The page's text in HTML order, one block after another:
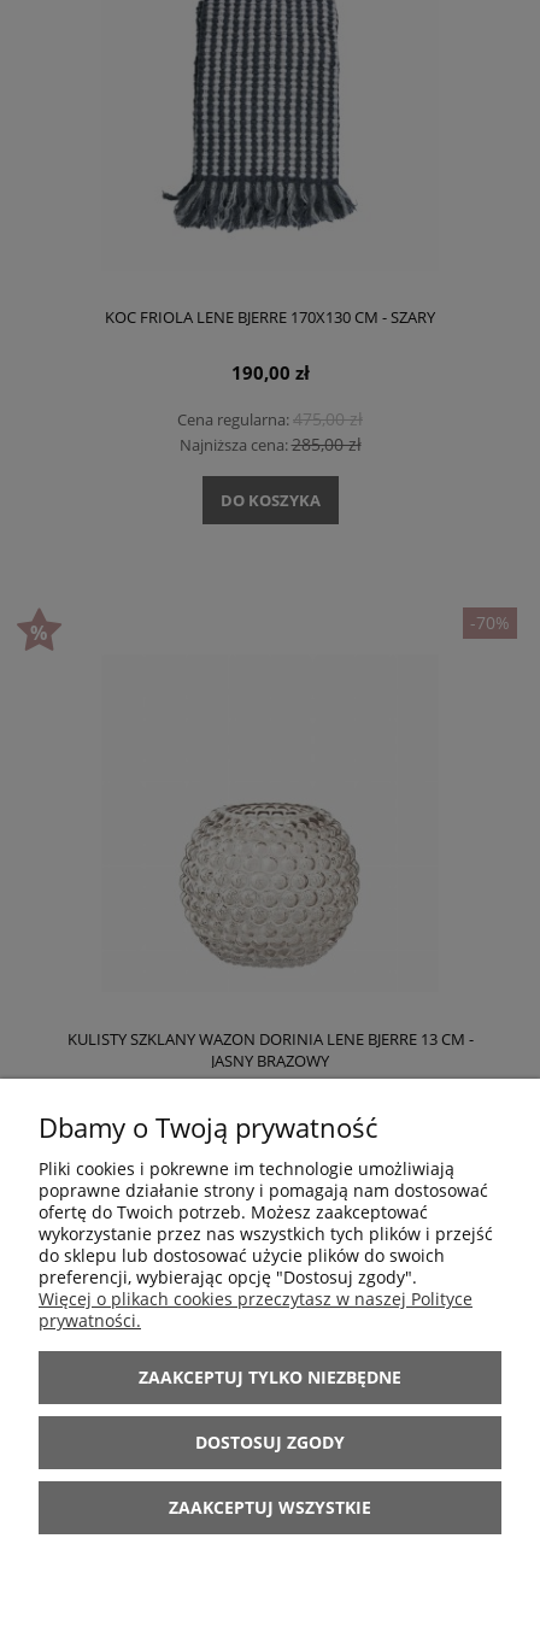
KOC FRIOLA LENE BJERRE 170X130 CM - SZARY
190,00 zł
Cena regularna:475,00 zł
Najniższa cena:285,00 zł
DO KOSZYKA
KULISTY SZKLANY WAZON DORINIA LENE BJERRE 13 CM -
JASNY BRĄZOWY
Cena regularna:95,00 zł
Najniższa cena:47,50 zł
DO KOSZYKA
-70%
Dbamy o Twoją prywatność
Pliki cookies i pokrewne im technologie umożliwiają
poprawne działanie strony i pomagają nam dostosować
ofertę do Twoich potrzeb. Możesz zaakceptować
wykorzystanie przez nas wszystkich tych plików i przejść
do sklepu lub dostosować użycie plików do swoich
preferencji, wybierając opcję "Dostosuj zgody".
Więcej o plikach cookies przeczytasz w naszej Polityce
prywatności.
ZAAKCEPTUJ TYLKO NIEZBĘDNE
DOSTOSUJ ZGODY
ZAAKCEPTUJ WSZYSTKIE